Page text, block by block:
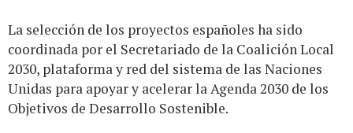
La selección de los proyectos españoles ha sido
coordinada por el Secretariado de la Coalición Local
2030, plataforma y red del sistema de las Naciones
Unidas para apoyar y acelerar la Agenda 2030 de los
Objetivos de Desarrollo Sostenible.